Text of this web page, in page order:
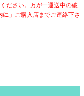
ださい。万が一運送中の破
に」 ご購入店までご連絡下さ